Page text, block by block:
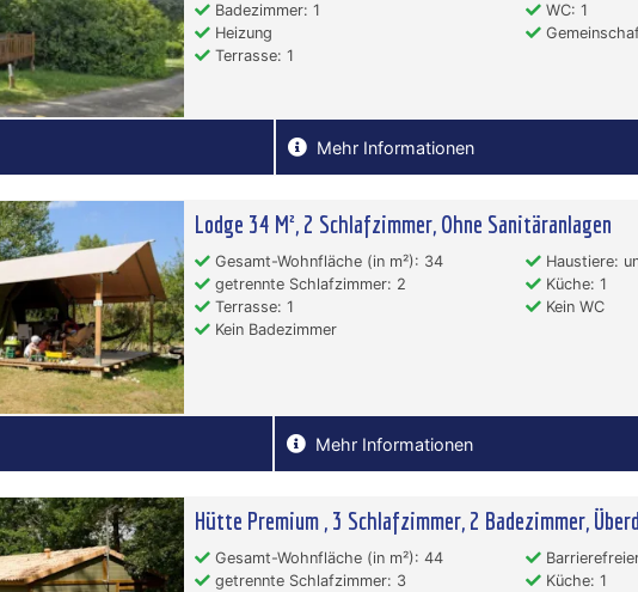
Badezimmer: 1
WC: 1
Heizung
Terrasse: 1
Mehr Informationen
Lodge 34 M², 2 Schlafzimmer, Ohne Sanitäranlagen
Gesamt-Wohnfläche (in m²): 34
Haustiere:
getrennte Schlafzimmer: 2
Küche: 1
Terrasse: 1
Kein WC
Kein Badezimmer
Mehr Informationen
Hütte Premium , 3 Schlafzimmer, 2 Badezimmer,
Gesamt-Wohnfläche (in m²): 44
getrennte Schlafzimmer: 3
Küche: 1